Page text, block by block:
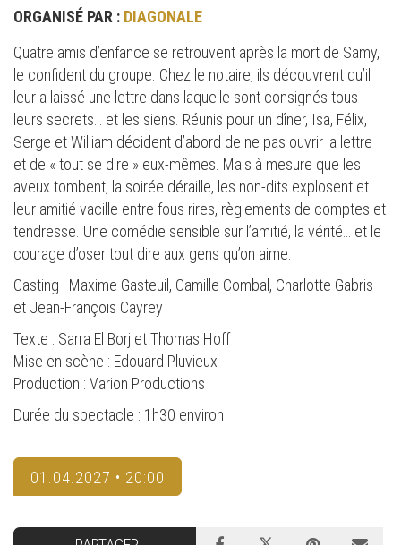
ORGANISÉ PAR : DIAGONALE
Quatre amis d’enfance se retrouvent après la mort de Samy,
le confident du groupe. Chez le notaire, ils découvrent qu’il
leur a laissé une lettre dans laquelle sont consignés tous
leurs secrets… et les siens. Réunis pour un dîner, Isa, Félix,
Serge et William décident d’abord de ne pas ouvrir la lettre
et de « tout se dire » eux-mêmes. Mais à mesure que les
aveux tombent, la soirée déraille, les non-dits explosent et
leur amitié vacille entre fous rires, règlements de comptes et
tendresse. Une comédie sensible sur l’amitié, la vérité… et le
courage d’oser tout dire aux gens qu’on aime.
Casting : Maxime Gasteuil, Camille Combal, Charlotte Gabris
et Jean-François Cayrey
Texte : Sarra El Borj et Thomas Hoff
Mise en scène : Edouard Pluvieux
Production : Varion Productions
Durée du spectacle : 1h30 environ
01.04.2027 • 20:00